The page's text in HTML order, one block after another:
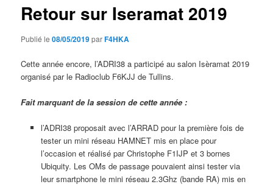
Retour sur Iseramat 2019
Publié le08/05/2019parF4HKA
Cette année encore, l’ADRI38 a participé au salon Isèramat 2019
organisé par le Radioclub F6KJJ de Tullins.
Fait marquant de la session de cette année :
l’ADRI38 proposait avec l’ARRAD pour la première fois de
tester un mini réseau HAMNET mis en place pour
l’occasion et réalisé par Christophe F1IJP et 3 bornes
Ubiquity. Les OMs de passage pouvaient ainsi tester via
leur smartphone le mini réseau 2.3Ghz (bande RA) mis en